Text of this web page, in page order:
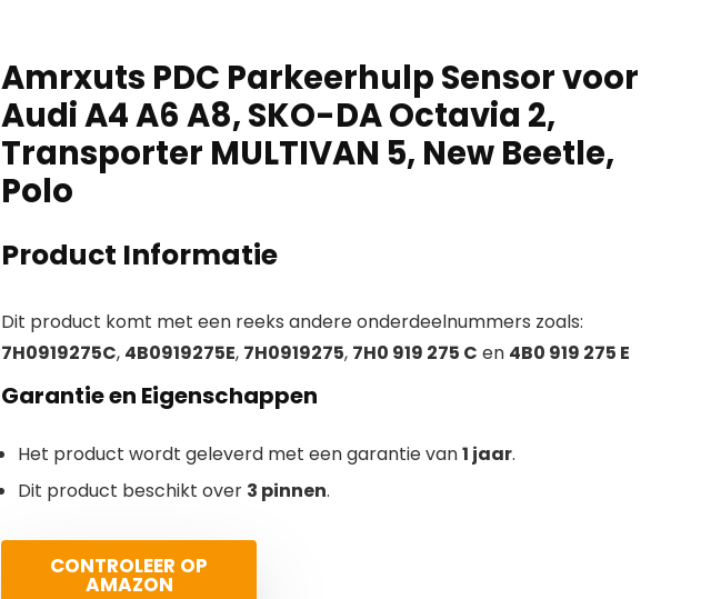
Amrxuts PDC Parkeerhulp Sensor voor
Audi A4 A6 A8, SKO-DA Octavia 2,
Transporter MULTIVAN 5, New Beetle,
Polo
Product Informatie
Dit product komt met een reeks andere onderdeelnummers zoals:
7H0919275C, 4B0919275E, 7H0919275, 7H0 919 275 C en 4B0 919 275 E
Garantie en Eigenschappen
Het product wordt geleverd met een garantie van1 jaar.
Dit product beschikt over 3 pinnen.
CONTROLEER OP
AMAZON